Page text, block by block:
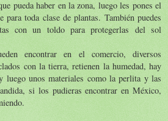
pueda haber en la zona, luego les pones el
para toda clase de plantas. También puedes
con un toldo para protegerlas del sol
encontrar en el comercio, diversos
con la tierra, retienen la humedad, hay
luego unos materiales como la perlita y las
si los pudieras encontrar en México,